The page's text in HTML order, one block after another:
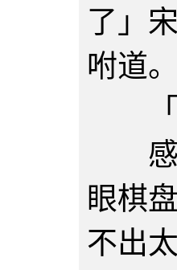
了」
咐道。
「
感
眼棋
不出